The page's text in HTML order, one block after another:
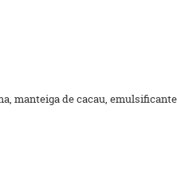
manteiga de cacau,